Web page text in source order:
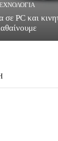
σε PC και